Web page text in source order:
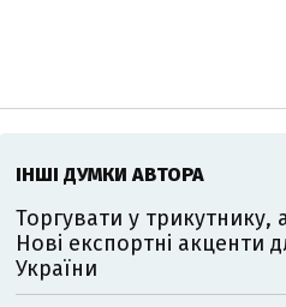
ІНШІ ДУМКИ АВТОРА
Торгувати у трикутнику,
Нові експортні акценти
України